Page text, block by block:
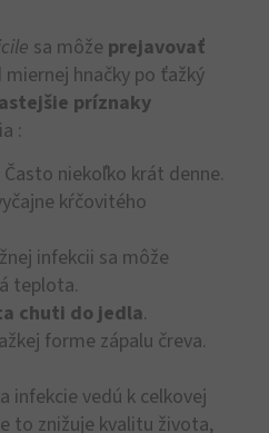
sa môže prejavovať
miernej hnačky po ťažký
príznaky
:
Často niekoľko krát denne.
kŕčovitého
infekcii sa môže
teplota.
chuti do jedla.
forme zápalu čreva.
infekcie vedú k celkovej
to znižuje kvalitu života,